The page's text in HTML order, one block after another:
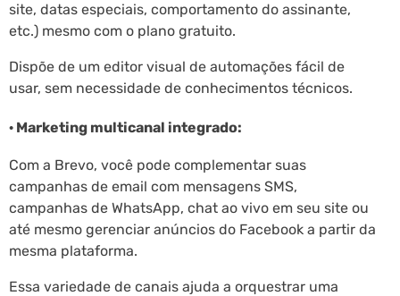
site, datas especiais, comportamento do assinante,
etc.) mesmo com o plano gratuito.
Dispõe de um editor visual de automações fácil de
usar, sem necessidade de conhecimentos técnicos.
· Marketing multicanal integrado:
Com a Brevo, você pode complementar suas
campanhas de email com mensagens SMS,
campanhas de WhatsApp, chat ao vivo em seu site ou
até mesmo gerenciar anúncios do Facebook a partir da
mesma plataforma.
Essa variedade de canais ajuda a orquestrar uma